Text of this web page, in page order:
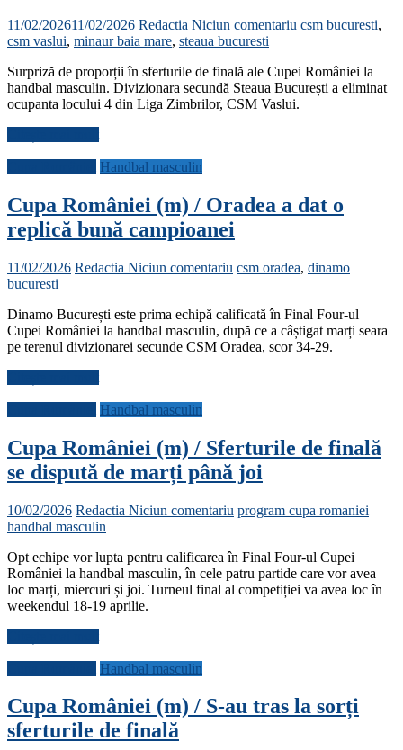
11/02/202611/02/2026 Redactia Niciun comentariu csm bucuresti,
csm vaslui, minaur baia mare, steaua bucuresti
Surpriză de proporții în sferturile de finală ale Cupei României la
handbal masculin. Divizionara secundă Steaua București a eliminat
ocupanta locului 4 din Liga Zimbrilor, CSM Vaslui.
Handbal masculin
Cupa României (m) / Oradea a dat o
replică bună campioanei
11/02/2026 Redactia Niciun comentariu csm oradea, dinamo
bucuresti
Dinamo București este prima echipă calificată în Final Four-ul
Cupei României la handbal masculin, după ce a câștigat marți seara
pe terenul divizionarei secunde CSM Oradea, scor 34-29.
Handbal masculin
Cupa României (m) / Sferturile de finală
se dispută de marți până joi
10/02/2026 Redactia Niciun comentariu program cupa romaniei
handbal masculin
Opt echipe vor lupta pentru calificarea în Final Four-ul Cupei
României la handbal masculin, în cele patru partide care vor avea
loc marți, miercuri și joi. Turneul final al competiției va avea loc în
weekendul 18-19 aprilie.
Handbal masculin
Cupa României (m) / S-au tras la sorți
sferturile de finală